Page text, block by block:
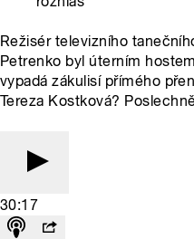
Režisér televizního
Petrenko byl úterním
vypadá zákulisí přímého
Tereza Kostková?
30:17